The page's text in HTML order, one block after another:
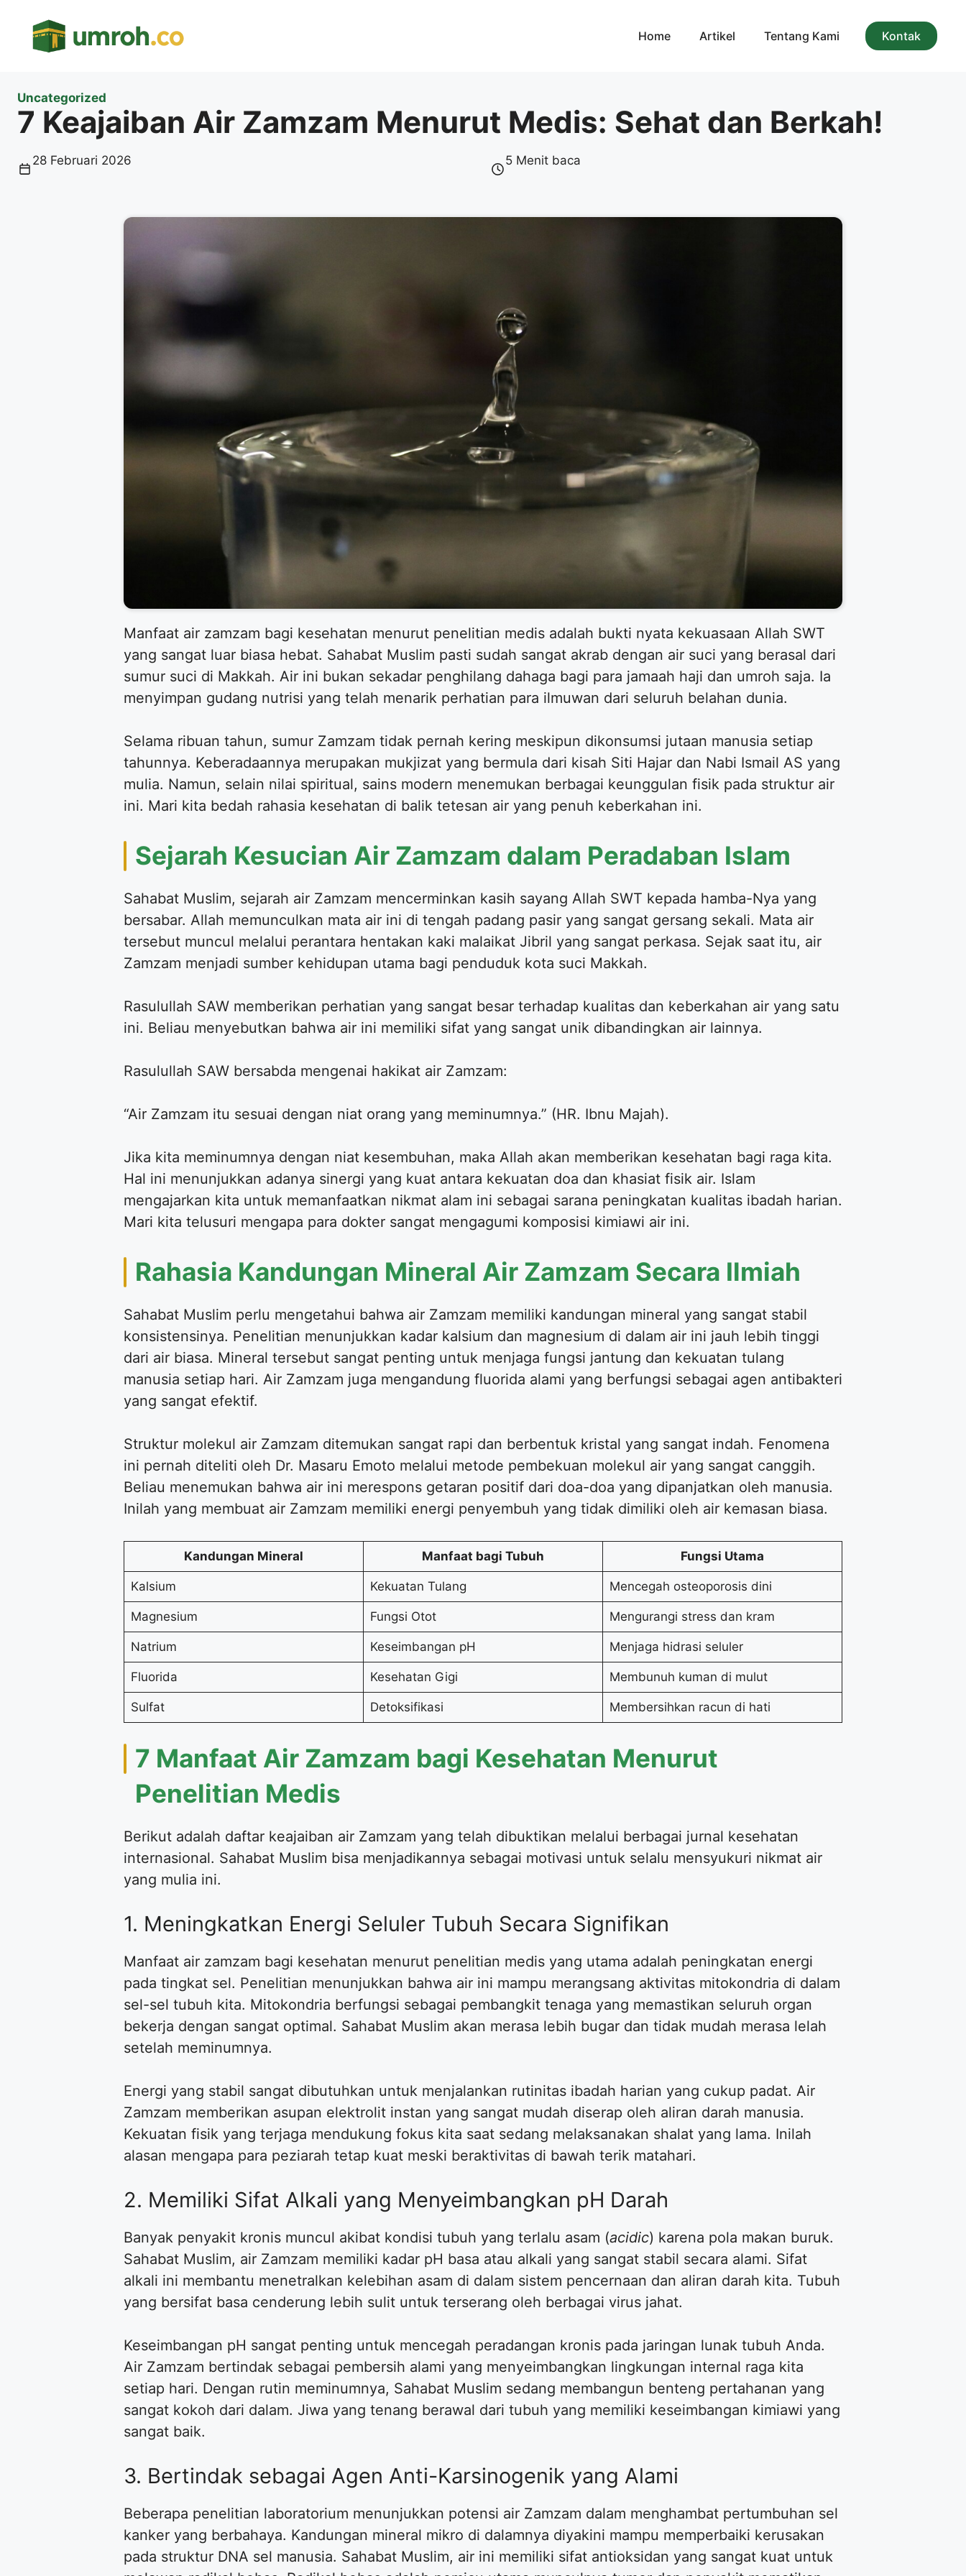
Home Artikel Tentang Kami Kontak
Uncategorized
7 Keajaiban Air Zamzam Menurut Medis: Sehat dan Berkah!
28 Februari 2026 5 Menit baca
Manfaat air zamzam bagi kesehatan menurut penelitian medis adalah bukti nyata kekuasaan Allah SWT
yang sangat luar biasa hebat. Sahabat Muslim pasti sudah sangat akrab dengan air suci yang berasal dari
sumur suci di Makkah. Air ini bukan sekadar penghilang dahaga bagi para jamaah haji dan umroh saja. Ia
menyimpan gudang nutrisi yang telah menarik perhatian para ilmuwan dari seluruh belahan dunia.
Selama ribuan tahun, sumur Zamzam tidak pernah kering meskipun dikonsumsi jutaan manusia setiap
tahunnya. Keberadaannya merupakan mukjizat yang bermula dari kisah Siti Hajar dan Nabi Ismail AS yang
mulia. Namun, selain nilai spiritual, sains modern menemukan berbagai keunggulan fisik pada struktur air
ini. Mari kita bedah rahasia kesehatan di balik tetesan air yang penuh keberkahan ini.
Sejarah Kesucian Air Zamzam dalam Peradaban Islam
Sahabat Muslim, sejarah air Zamzam mencerminkan kasih sayang Allah SWT kepada hamba-Nya yang
bersabar. Allah memunculkan mata air ini di tengah padang pasir yang sangat gersang sekali. Mata air
tersebut muncul melalui perantara hentakan kaki malaikat Jibril yang sangat perkasa. Sejak saat itu, air
Zamzam menjadi sumber kehidupan utama bagi penduduk kota suci Makkah.
Rasulullah SAW memberikan perhatian yang sangat besar terhadap kualitas dan keberkahan air yang satu
ini. Beliau menyebutkan bahwa air ini memiliki sifat yang sangat unik dibandingkan air lainnya.
Rasulullah SAW bersabda mengenai hakikat air Zamzam:
“Air Zamzam itu sesuai dengan niat orang yang meminumnya.” (HR. Ibnu Majah).
Jika kita meminumnya dengan niat kesembuhan, maka Allah akan memberikan kesehatan bagi raga kita.
Hal ini menunjukkan adanya sinergi yang kuat antara kekuatan doa dan khasiat fisik air. Islam
mengajarkan kita untuk memanfaatkan nikmat alam ini sebagai sarana peningkatan kualitas ibadah harian.
Mari kita telusuri mengapa para dokter sangat mengagumi komposisi kimiawi air ini.
Rahasia Kandungan Mineral Air Zamzam Secara Ilmiah
Sahabat Muslim perlu mengetahui bahwa air Zamzam memiliki kandungan mineral yang sangat stabil
konsistensinya. Penelitian menunjukkan kadar kalsium dan magnesium di dalam air ini jauh lebih tinggi
dari air biasa. Mineral tersebut sangat penting untuk menjaga fungsi jantung dan kekuatan tulang
manusia setiap hari. Air Zamzam juga mengandung fluorida alami yang berfungsi sebagai agen antibakteri
yang sangat efektif.
Struktur molekul air Zamzam ditemukan sangat rapi dan berbentuk kristal yang sangat indah. Fenomena
ini pernah diteliti oleh Dr. Masaru Emoto melalui metode pembekuan molekul air yang sangat canggih.
Beliau menemukan bahwa air ini merespons getaran positif dari doa-doa yang dipanjatkan oleh manusia.
Inilah yang membuat air Zamzam memiliki energi penyembuh yang tidak dimiliki oleh air kemasan biasa.
Kandungan Mineral Manfaat bagi Tubuh Fungsi Utama
Kalsium Kekuatan Tulang Mencegah osteoporosis dini
Magnesium Fungsi Otot Mengurangi stress dan kram
Natrium Keseimbangan pH Menjaga hidrasi seluler
Fluorida Kesehatan Gigi Membunuh kuman di mulut
Sulfat Detoksifikasi Membersihkan racun di hati
7 Manfaat Air Zamzam bagi Kesehatan Menurut
Penelitian Medis
Berikut adalah daftar keajaiban air Zamzam yang telah dibuktikan melalui berbagai jurnal kesehatan
internasional. Sahabat Muslim bisa menjadikannya sebagai motivasi untuk selalu mensyukuri nikmat air
yang mulia ini.
1. Meningkatkan Energi Seluler Tubuh Secara Signifikan
Manfaat air zamzam bagi kesehatan menurut penelitian medis yang utama adalah peningkatan energi
pada tingkat sel. Penelitian menunjukkan bahwa air ini mampu merangsang aktivitas mitokondria di dalam
sel-sel tubuh kita. Mitokondria berfungsi sebagai pembangkit tenaga yang memastikan seluruh organ
bekerja dengan sangat optimal. Sahabat Muslim akan merasa lebih bugar dan tidak mudah merasa lelah
setelah meminumnya.
Energi yang stabil sangat dibutuhkan untuk menjalankan rutinitas ibadah harian yang cukup padat. Air
Zamzam memberikan asupan elektrolit instan yang sangat mudah diserap oleh aliran darah manusia.
Kekuatan fisik yang terjaga mendukung fokus kita saat sedang melaksanakan shalat yang lama. Inilah
alasan mengapa para peziarah tetap kuat meski beraktivitas di bawah terik matahari.
2. Memiliki Sifat Alkali yang Menyeimbangkan pH Darah
Banyak penyakit kronis muncul akibat kondisi tubuh yang terlalu asam (acidic) karena pola makan buruk.
Sahabat Muslim, air Zamzam memiliki kadar pH basa atau alkali yang sangat stabil secara alami. Sifat
alkali ini membantu menetralkan kelebihan asam di dalam sistem pencernaan dan aliran darah kita. Tubuh
yang bersifat basa cenderung lebih sulit untuk terserang oleh berbagai virus jahat.
Keseimbangan pH sangat penting untuk mencegah peradangan kronis pada jaringan lunak tubuh Anda.
Air Zamzam bertindak sebagai pembersih alami yang menyeimbangkan lingkungan internal raga kita
setiap hari. Dengan rutin meminumnya, Sahabat Muslim sedang membangun benteng pertahanan yang
sangat kokoh dari dalam. Jiwa yang tenang berawal dari tubuh yang memiliki keseimbangan kimiawi yang
sangat baik.
3. Bertindak sebagai Agen Anti-Karsinogenik yang Alami
Beberapa penelitian laboratorium menunjukkan potensi air Zamzam dalam menghambat pertumbuhan sel
kanker yang berbahaya. Kandungan mineral mikro di dalamnya diyakini mampu memperbaiki kerusakan
pada struktur DNA sel manusia. Sahabat Muslim, air ini memiliki sifat antioksidan yang sangat kuat untuk